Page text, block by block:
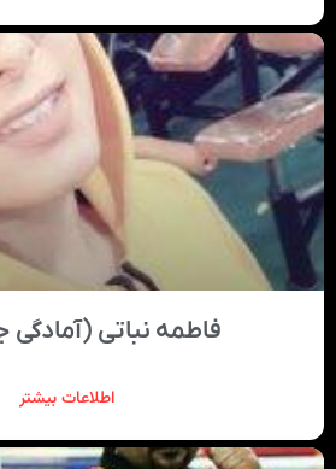
فاطمه نباتی
اطلاعات بیشتر